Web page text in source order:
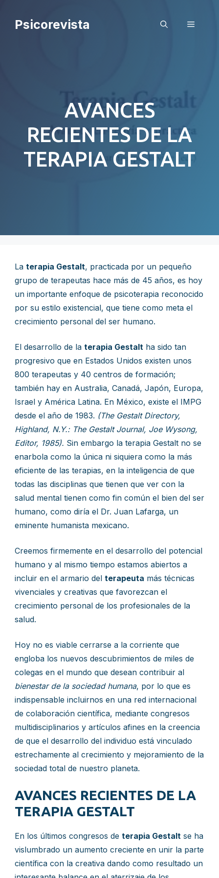
Psicorevista Menú
AVANCES
RECIENTES DE LA
TERAPIA GESTALT
La terapia Gestalt, practicada por un pequeño
grupo de terapeutas hace más de 45 años, es hoy
un importante enfoque de psicoterapia reconocido
por su estilo existencial, que tiene como meta el
crecimiento personal del ser humano.
El desarrollo de la terapia Gestalt ha sido tan
progresivo que en Estados Unidos existen unos
800 terapeutas y 40 centros de formación;
también hay en Australia, Canadá, Japón, Europa,
Israel y América Latina. En México, existe el IMPG
desde el año de 1983. (The Gestalt Directory,
Highland, N.Y.: The Gestalt Journal, Joe Wysong,
Editor, 1985). Sin embargo la terapia Gestalt no se
enarbola como la única ni siquiera como la más
eficiente de las terapias, en la inteligencia de que
todas las disciplinas que tienen que ver con la
salud mental tienen como fin común el bien del ser
humano, como diría el Dr. Juan Lafarga, un
eminente humanista mexicano.
Creemos firmemente en el desarrollo del potencial
humano y al mismo tiempo estamos abiertos a
incluir en el armario del terapeuta más técnicas
vivenciales y creativas que favorezcan el
crecimiento personal de los profesionales de la
salud.
Hoy no es viable cerrarse a la corriente que
engloba los nuevos descubrimientos de miles de
colegas en el mundo que desean contribuir al
bienestar de la sociedad humana, por lo que es
indispensable incluirnos en una red internacional
de colaboración científica, mediante congresos
multidisciplinarios y artículos afines en la creencia
de que el desarrollo del individuo está vinculado
estrechamente al crecimiento y mejoramiento de la
sociedad total de nuestro planeta.
AVANCES RECIENTES DE LA
TERAPIA GESTALT
En los últimos congresos de terapia Gestalt se ha
vislumbrado un aumento creciente en unir la parte
científica con la creativa dando como resultado un